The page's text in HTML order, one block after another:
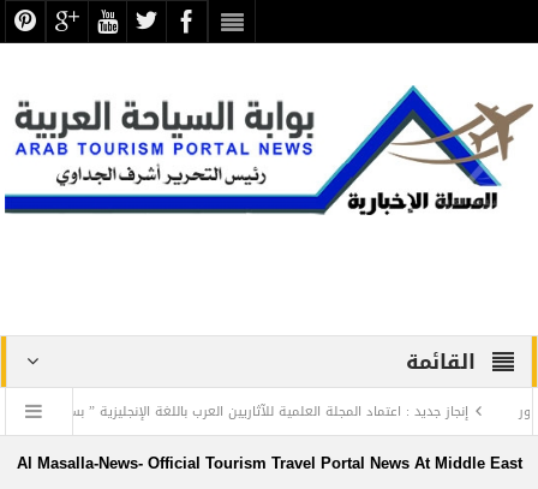
القائمة
إنجاز جديد : اعتماد المجلة العلمية للآثاريين العرب باللغة الإنجليزية ” بسكوبس “
منتجع ليجولاند دبي يرحب بأعضاء نادي دبي لأصحاب الهمم
Al Masalla-News- Official Tourism Travel Portal News At Middle East